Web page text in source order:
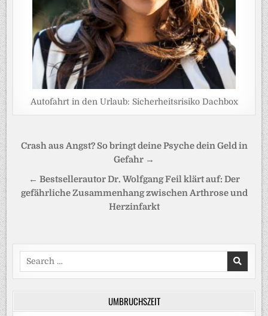
Autofahrt in den Urlaub: Sicherheitsrisiko Dachbox
Beitragsnavigation
Crash aus Angst? So bringt deine Psyche dein Geld in
Gefahr →
← Bestsellerautor Dr. Wolfgang Feil klärt auf: Der
gefährliche Zusammenhang zwischen Arthrose und
Herzinfarkt
Search
for:
UMBRUCHSZEIT